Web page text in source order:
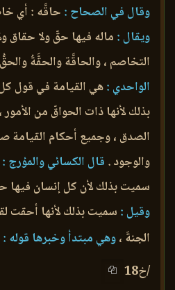
وقال في الصحاح : حاقَّه : أي
ويقال : ماله فيها حقّ ولا حقاق
التخاصم ، والحاقَّة والحقَّةُ
الواحدي :هي القيامة في قول
بذلك لأنها ذات الحواقّ من
الصدق ، وجميع أحكام القيامة
والوجود . قال الكسائي والمؤرج :
سميت بذلك لأن كل إنسان فيها
وقيل : سميت بذلك لأنها أحقت
الجنةَ ،وهي مبتدأ وخبرها قوله :
/خ18